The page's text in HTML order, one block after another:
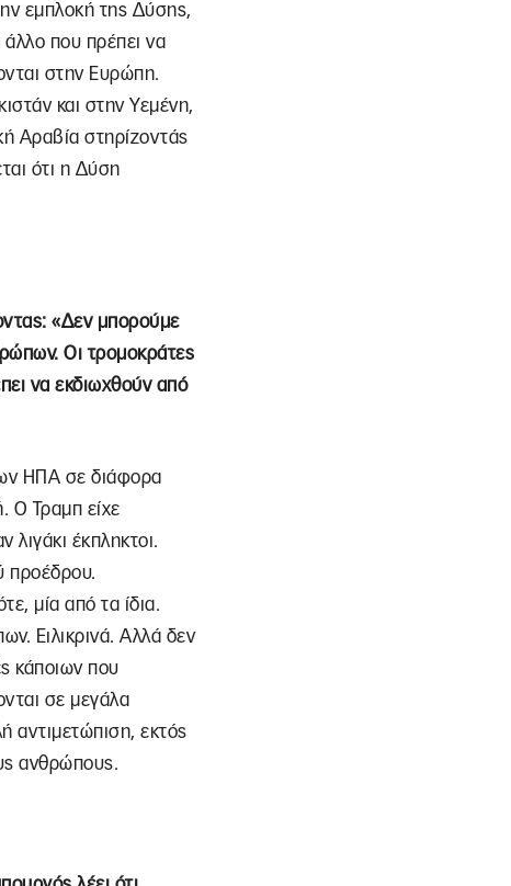
εμπλοκή της Δύσης,
άλλο που πρέπει να
στην Ευρώπη.
και στην Υεμένη,
Αραβία στηρίζοντάς
ότι η Δύση
«Δεν μπορούμε
Οι τρομοκράτες
να εκδιωχθούν από
ΗΠΑ σε διάφορα
Ο Τραμπ είχε
λιγάκι έκπληκτοι.
προέδρου.
μία από τα ίδια.
Ειλικρινά. Αλλά δεν
κάποιων που
σε μεγάλα
αντιμετώπιση, εκτός
ανθρώπους.